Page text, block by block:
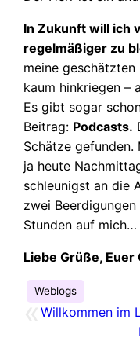
In Zukunft will ich
regelmäßiger zu
meine
kaum hinkriegen –
Es gibt sogar
Beitrag: Podcasts.
Schätze gefunden.
ja heute
schleunigst an die
zwei
Stunden auf mich…
Liebe Grüße, Euer
Weblogs
«Willkommen im